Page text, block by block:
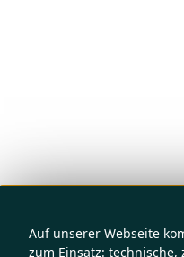
Auf unserer Webseite
zum Einsatz: